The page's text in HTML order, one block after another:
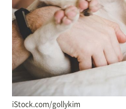
iStock.com/gollykim